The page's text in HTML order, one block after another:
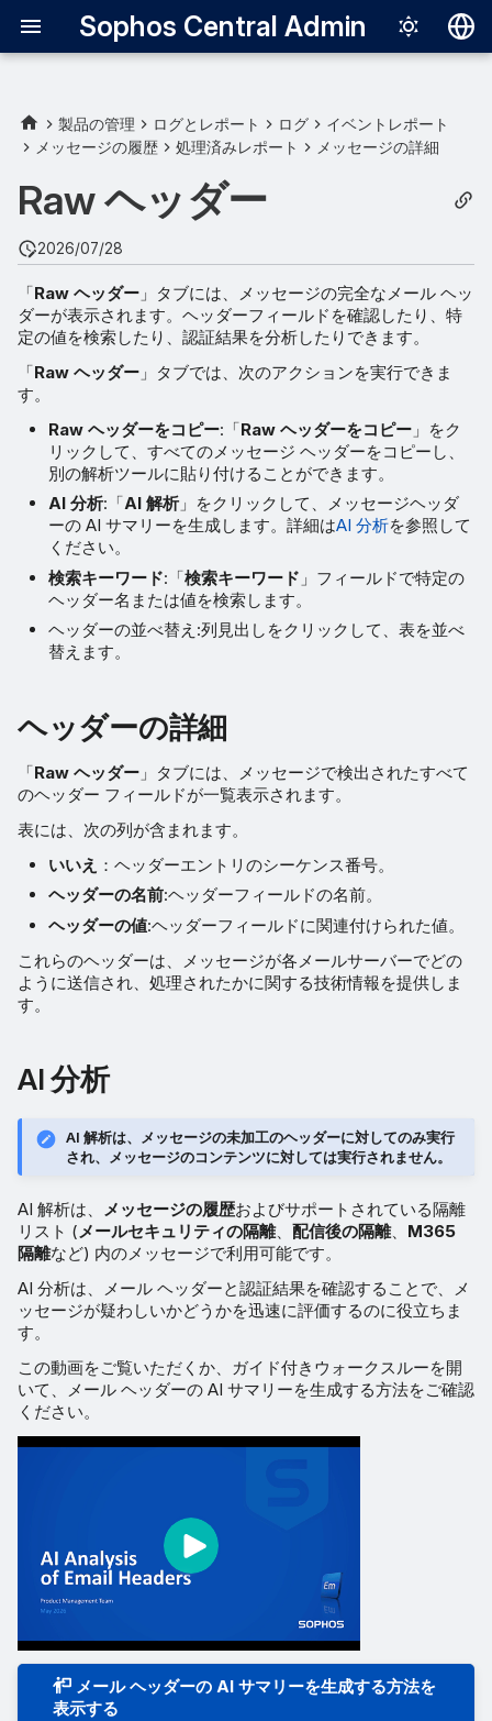
Sophos Central Admin
English
Español
한국어
ヘッダーの詳細
AI 分析
製品の管理 ログとレポート ログ
イベントレポート
メッセージの履歴
処理済みレポート メッセージの詳細
Raw ヘッダー
2026/07/28
「Raw ヘッダー 」タブには、メッセージの完全なメール ヘッ
ダーが表示されます。ヘッダーフィールドを確認したり、特
定の値を検索したり、認証結果を分析したりできます。
「Raw ヘッダー 」タブでは、次のアクションを実行できま
す。
Raw ヘッダーをコピー:「Raw ヘッダーをコピー 」をク
リックして、すべてのメッセージ ヘッダーをコピーし、
別の解析ツールに貼り付けることができます。
AI 分析:「AI 解析」をクリックして、メッセージヘッダ
ーの AI サマリーを生成します。詳細はAI 分析を参照して
ください。
検索キーワード:「検索キーワード 」フィールドで特定の
ヘッダー名または値を検索します。
ヘッダーの並べ替え:列見出しをクリックして、表を並べ
替えます。
ヘッダーの詳細
「Raw ヘッダー 」タブには、メッセージで検出されたすべて
のヘッダー フィールドが一覧表示されます。
表には、次の列が含まれます。
いいえ ：ヘッダーエントリのシーケンス番号。
ヘッダーの名前:ヘッダーフィールドの名前。
ヘッダーの値:ヘッダーフィールドに関連付けられた値。
これらのヘッダーは、メッセージが各メールサーバーでどの
ように送信され、処理されたかに関する技術情報を提供しま
す。
AI 分析
AI 解析は、メッセージの未加工のヘッダーに対してのみ実行
され、メッセージのコンテンツに対しては実行されません。
AI 解析は、 メッセージの履歴およびサポートされている隔離
リスト (メールセキュリティの隔離、 配信後の隔離、 M365
隔離など) 内のメッセージで利用可能です。
AI 分析は、メール ヘッダーと認証結果を確認することで、メ
ッセージが疑わしいかどうかを迅速に評価するのに役立ちま
す。
この動画をご覧いただくか、ガイド付きウォークスルーを開
いて、メール ヘッダーの AI サマリーを生成する方法をご確認
ください。
メール ヘッダーの AI サマリーを生成する方法を
表示する